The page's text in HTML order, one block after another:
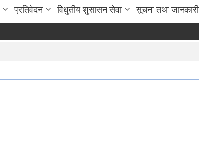
प्रतिवेदन विधुतीय शुसासन सेवा सूचना तथा जानकारी